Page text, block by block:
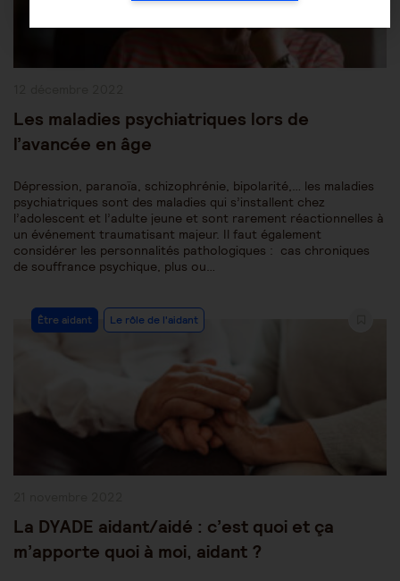
Les maladies psychiatriques lors de
l’avancée en âge
Dépression, paranoïa, schizophrénie, bipolarité,… les maladies
psychiatriques sont des maladies qui s’installent chez
l’adolescent et l’adulte jeune et sont rarement réactionnelles à
un événement traumatisant majeur. Il faut également
considérer les personnalités pathologiques : cas chroniques
de souffrance psychique, plus ou…
Post
Category:
Être aidant Le rôle de l'aidant
La DYADE aidant/aidé : c’est quoi et ça
m’apporte quoi à moi, aidant ?